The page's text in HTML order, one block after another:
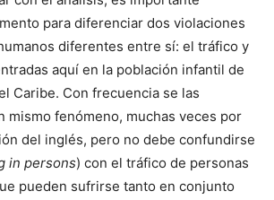
para diferenciar dos violaciones
diferentes entre sí: el tráfico y
aquí en la población infantil de
Caribe. Con frecuencia se las
mismo fenómeno, muchas veces por
del inglés, pero no debe confundirse
in persons) con el tráfico de personas
pueden sufrirse tanto en conjunto